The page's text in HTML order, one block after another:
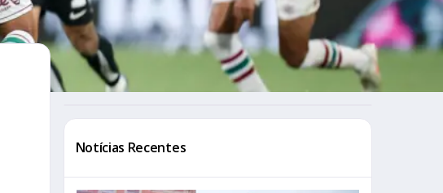
Notícias Recentes